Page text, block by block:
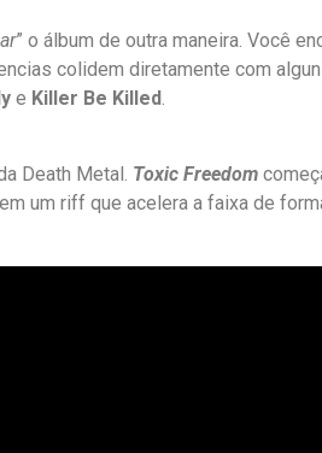
” o álbum de outra maneira. Você
colidem diretamente com
e Killer Be Killed.
Death Metal. Toxic Freedom
um riff que acelera a faixa de